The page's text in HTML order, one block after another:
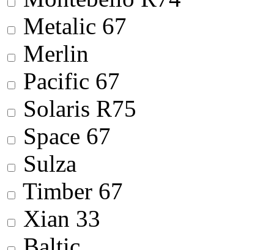
Metalic 67
Merlin
Pacific 67
Solaris R75
Space 67
Sulza
Timber 67
Xian 33